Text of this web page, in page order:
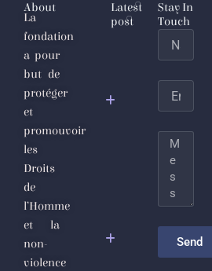
About
La
fondation
a pour
but de
protéger
et
promouvoir
les
Droits
de
l’Homme
et la
non-
violence
Latest
post
L’Étaticule
joulanesque
ou les
sécrétions
totalitarisme
djihadiste
nettoyage
sectaire
comme
Stay In
Touch
Message
Send